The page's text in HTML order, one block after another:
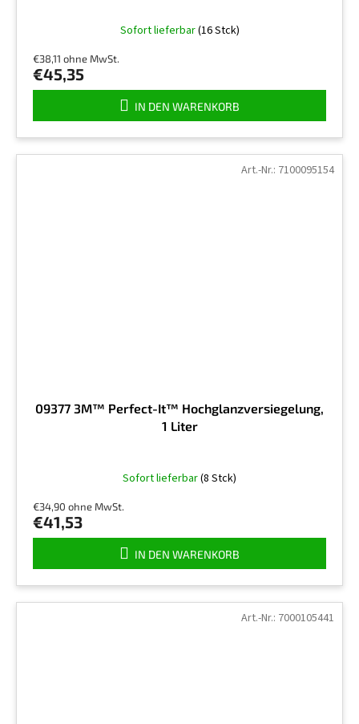
Sofort lieferbar(16 Stck)
€38,11 ohne MwSt.
€45,35
IN DEN WARENKORB
09377 3M™ Perfect-It™ Hochglanzversiegelung,
1 Liter
Sofort lieferbar(8 Stck)
€34,90 ohne MwSt.
€41,53
IN DEN WARENKORB
Art.-Nr.: 7100095154
Art.-Nr.: 7000105441